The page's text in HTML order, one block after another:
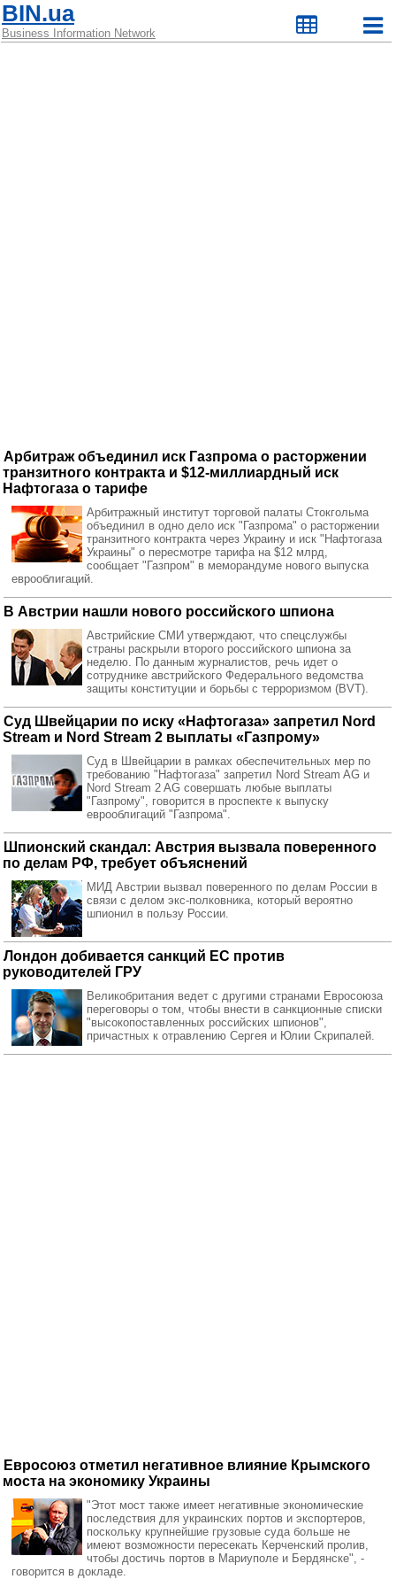
BIN.ua
Business Information Network
Арбитраж объединил иск Газпрома о расторжении
транзитного контракта и $12-миллиардный иск
Нафтогаза о тарифе
Арбитражный институт торговой палаты Стокгольма
объединил в одно дело иск "Газпрома" о расторжении
транзитного контракта через Украину и иск "Нафтогаза
Украины" о пересмотре тарифа на $12 млрд,
сообщает "Газпром" в меморандуме нового выпуска
еврооблигаций.
В Австрии нашли нового российского шпиона
Австрийские СМИ утверждают, что спецслужбы
страны раскрыли второго российского шпиона за
неделю. По данным журналистов, речь идет о
сотруднике австрийского Федерального ведомства
защиты конституции и борьбы с терроризмом (BVT).
Суд Швейцарии по иску «Нафтогаза» запретил Nord
Stream и Nord Stream 2 выплаты «Газпрому»
Суд в Швейцарии в рамках обеспечительных мер по
требованию "Нафтогаза" запретил Nord Stream AG и
Nord Stream 2 AG совершать любые выплаты
"Газпрому", говорится в проспекте к выпуску
еврооблигаций "Газпрома".
Шпионский скандал: Австрия вызвала поверенного
по делам РФ, требует объяснений
МИД Австрии вызвал поверенного по делам России в
связи с делом экс-полковника, который вероятно
шпионил в пользу России.
Лондон добивается санкций ЕС против
руководителей ГРУ
Великобритания ведет с другими странами Евросоюза
переговоры о том, чтобы внести в санкционные списки
"высокопоставленных российских шпионов",
причастных к отравлению Сергея и Юлии Скрипалей.
Евросоюз отметил негативное влияние Крымского
моста на экономику Украины
"Этот мост также имеет негативные экономические
последствия для украинских портов и экспортеров,
поскольку крупнейшие грузовые суда больше не
имеют возможности пересекать Керченский пролив,
чтобы достичь портов в Мариуполе и Бердянске", -
говорится в докладе.